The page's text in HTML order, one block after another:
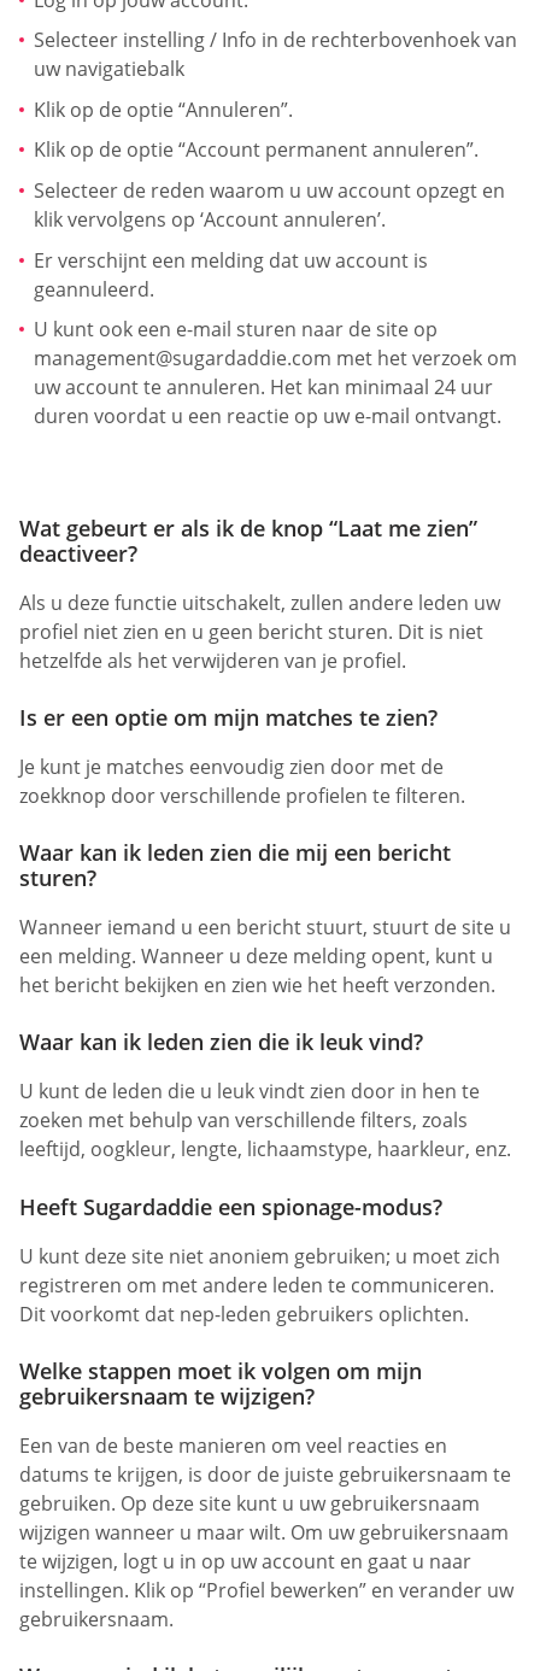
Selecteer instelling / Info in de rechterbovenhoek van
uw navigatiebalk
Klik op de optie “Annuleren”.
Klik op de optie “Account permanent annuleren”.
Selecteer de reden waarom u uw account opzegt en
klik vervolgens op ‘Account annuleren’.
Er verschijnt een melding dat uw account is
geannuleerd.
U kunt ook een e-mail sturen naar de site op
management@sugardaddie.com met het verzoek om
uw account te annuleren. Het kan minimaal 24 uur
duren voordat u een reactie op uw e-mail ontvangt.
Wat gebeurt er als ik de knop “Laat me zien”
deactiveer?
Als u deze functie uitschakelt, zullen andere leden uw
profiel niet zien en u geen bericht sturen. Dit is niet
hetzelfde als het verwijderen van je profiel.
Is er een optie om mijn matches te zien?
Je kunt je matches eenvoudig zien door met de
zoekknop door verschillende profielen te filteren.
Waar kan ik leden zien die mij een bericht
sturen?
Wanneer iemand u een bericht stuurt, stuurt de site u
een melding. Wanneer u deze melding opent, kunt u
het bericht bekijken en zien wie het heeft verzonden.
Waar kan ik leden zien die ik leuk vind?
U kunt de leden die u leuk vindt zien door in hen te
zoeken met behulp van verschillende filters, zoals
leeftijd, oogkleur, lengte, lichaamstype, haarkleur, enz.
Heeft Sugardaddie een spionage-modus?
U kunt deze site niet anoniem gebruiken; u moet zich
registreren om met andere leden te communiceren.
Dit voorkomt dat nep-leden gebruikers oplichten.
Welke stappen moet ik volgen om mijn
gebruikersnaam te wijzigen?
Een van de beste manieren om veel reacties en
datums te krijgen, is door de juiste gebruikersnaam te
gebruiken. Op deze site kunt u uw gebruikersnaam
wijzigen wanneer u maar wilt. Om uw gebruikersnaam
te wijzigen, logt u in op uw account en gaat u naar
instellingen. Klik op “Profiel bewerken” en verander uw
gebruikersnaam.